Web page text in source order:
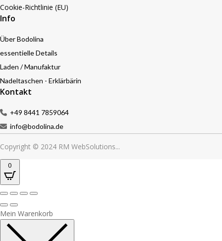
Cookie-Richtlinie (EU)
Info
Über Bodolina
essentielle Details
Laden / Manufaktur
Nadeltaschen - Erklärbärin
Kontakt
+49 8441 7859064
info@bodolina.de
Copyright © 2024 RM WebSolutions...
0
Mein Warenkorb